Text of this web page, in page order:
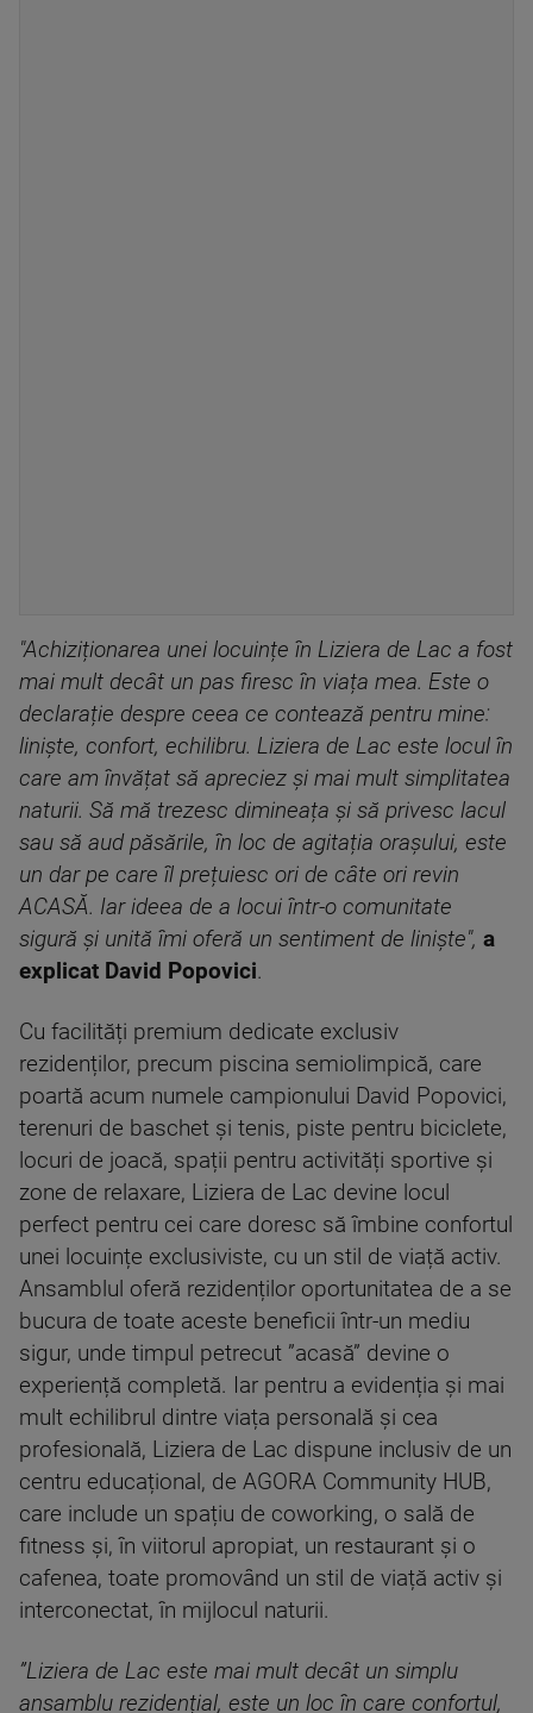
"Achiziționarea unei locuințe în Liziera de Lac a fost
mai mult decât un pas firesc în viața mea. Este o
declarație despre ceea ce contează pentru mine:
liniște, confort, echilibru. Liziera de Lac este locul în
care am învățat să apreciez și mai mult simplitatea
naturii. Să mă trezesc dimineața și să privesc lacul
sau să aud păsările, în loc de agitația orașului, este
un dar pe care îl prețuiesc ori de câte ori revin
ACASĂ. Iar ideea de a locui într-o comunitate
sigură și unită îmi oferă un sentiment de liniște", a
explicat David Popovici.
Cu facilități premium dedicate exclusiv
rezidenților, precum piscina semiolimpică, care
poartă acum numele campionului David Popovici,
terenuri de baschet și tenis, piste pentru biciclete,
locuri de joacă, spații pentru activități sportive și
zone de relaxare, Liziera de Lac devine locul
perfect pentru cei care doresc să îmbine confortul
unei locuințe exclusiviste, cu un stil de viață activ.
Ansamblul oferă rezidenților oportunitatea de a se
bucura de toate aceste beneficii într-un mediu
sigur, unde timpul petrecut ”acasă” devine o
experiență completă. Iar pentru a evidenția și mai
mult echilibrul dintre viața personală și cea
profesională, Liziera de Lac dispune inclusiv de un
centru educațional, de AGORA Community HUB,
care include un spațiu de coworking, o sală de
fitness și, în viitorul apropiat, un restaurant și o
cafenea, toate promovând un stil de viață activ și
interconectat, în mijlocul naturii.
”Liziera de Lac este mai mult decât un simplu
ansamblu rezidențial, este un loc în care confortul,